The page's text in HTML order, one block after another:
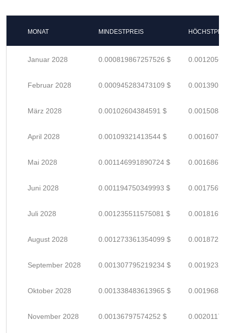
MONAT MINDESTPREIS
Januar 2028 0.000819867257526 $
Februar 2028 0.000945283473109 $
März 2028 0.00102604384591 $
April 2028 0.00109321413544 $
Mai 2028 0.001146991890724 $
Juni 2028 0.001194750349993 $
Juli 2028 0.001235511575081 $
August 2028 0.001273361354099 $
September 2028 0.001307795219234 $
Oktober 2028 0.001338483613965 $
November 2028 0.00136797574252 $